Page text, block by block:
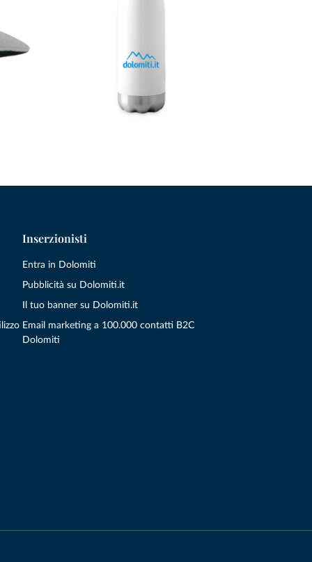
Inserzionisti
Entra in Dolomiti
Pubblicità su Dolomiti.it
Il tuo banner su Dolomiti.it
Email marketing a 100.000 contatti B2C
Dolomiti